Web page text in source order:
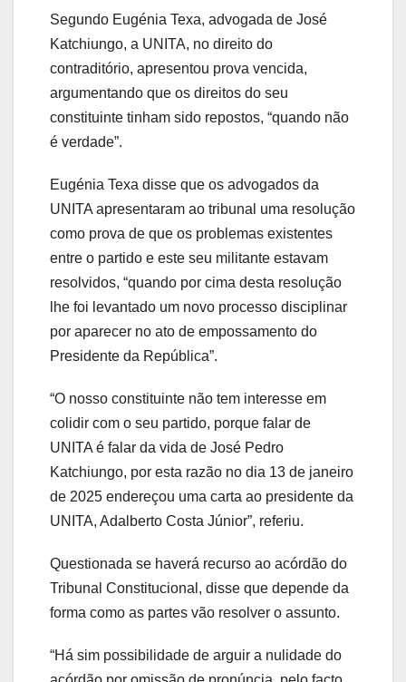
Segundo Eugénia Texa, advogada de José
Katchiungo, a UNITA, no direito do
contraditório, apresentou prova vencida,
argumentando que os direitos do seu
constituinte tinham sido repostos, “quando não
é verdade”.
Eugénia Texa disse que os advogados da
UNITA apresentaram ao tribunal uma resolução
como prova de que os problemas existentes
entre o partido e este seu militante estavam
resolvidos, “quando por cima desta resolução
lhe foi levantado um novo processo disciplinar
por aparecer no ato de empossamento do
Presidente da República”.
“O nosso constituinte não tem interesse em
colidir com o seu partido, porque falar de
UNITA é falar da vida de José Pedro
Katchiungo, por esta razão no dia 13 de janeiro
de 2025 endereçou uma carta ao presidente da
UNITA, Adalberto Costa Júnior”, referiu.
Questionada se haverá recurso ao acórdão do
Tribunal Constitucional, disse que depende da
forma como as partes vão resolver o assunto.
“Há sim possibilidade de arguir a nulidade do